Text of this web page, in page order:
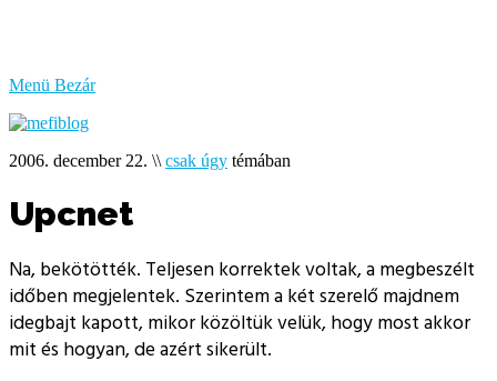
Menü Bezár
2006. december 22. \\ csak úgy témában
Upcnet
Na, bekötötték. Teljesen korrektek voltak, a megbeszélt
időben megjelentek. Szerintem a két szerelő majdnem
idegbajt kapott, mikor közöltük velük, hogy most akkor
mit és hogyan, de azért sikerült.